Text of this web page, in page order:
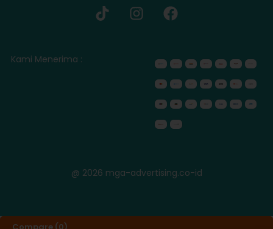
Kami Menerima :
@ 2026 mga-advertising.co-id